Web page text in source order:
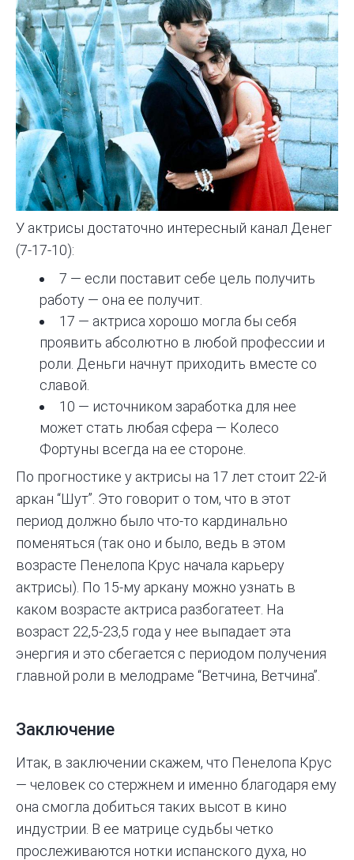
У актрисы достаточно интересный канал Денег
(7-17-10):
7 — если поставит себе цель получить
работу — она ее получит.
17 — актриса хорошо могла бы себя
проявить абсолютно в любой профессии и
роли. Деньги начнут приходить вместе со
славой.
10 — источником заработка для нее
может стать любая сфера — Колесо
Фортуны всегда на ее стороне.
По прогностике у актрисы на 17 лет стоит 22-й
аркан “Шут”. Это говорит о том, что в этот
период должно было что-то кардинально
поменяться (так оно и было, ведь в этом
возрасте Пенелопа Крус начала карьеру
актрисы). По 15-му аркану можно узнать в
каком возрасте актриса разбогатеет. На
возраст 22,5-23,5 года у нее выпадает эта
энергия и это сбегается с периодом получения
главной роли в мелодраме “Ветчина, Ветчина”.
Заключение
Итак, в заключении скажем, что Пенелопа Крус
— человек со стержнем и именно благодаря ему
она смогла добиться таких высот в кино
индустрии. В ее матрице судьбы четко
прослеживаются нотки испанского духа, но